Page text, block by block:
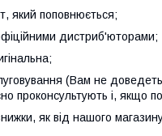
який поповнюється;
дистриб'юторами;
(Вам не
проконсультують і, якщо
як від нашого